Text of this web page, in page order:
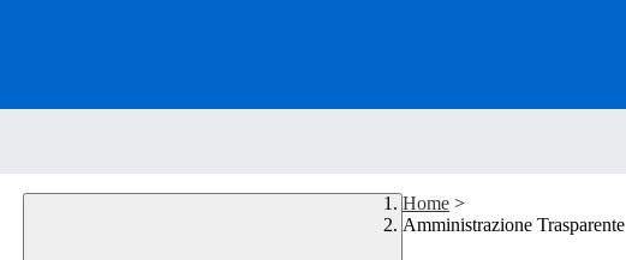
Home >
Amministrazione Trasparente